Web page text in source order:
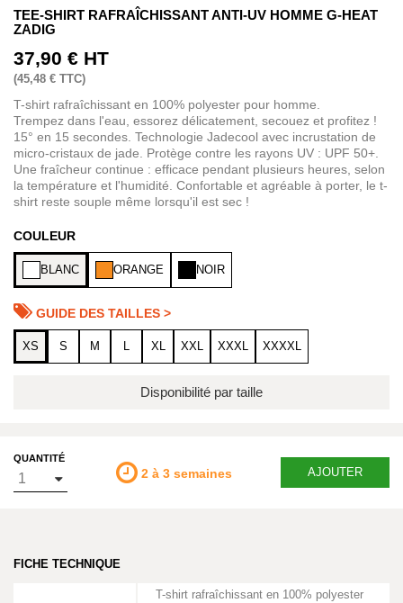
TEE-SHIRT RAFRAÎCHISSANT ANTI-UV HOMME G-HEAT
ZADIG
37,90 € HT
(45,48 € TTC)
T-shirt rafraîchissant en 100% polyester pour homme.
Trempez dans l'eau, essorez délicatement, secouez et profitez !
15° en 15 secondes. Technologie Jadecool avec incrustation de
micro-cristaux de jade. Protège contre les rayons UV : UPF 50+.
Une fraîcheur continue : efficace pendant plusieurs heures, selon
la température et l'humidité. Confortable et agréable à porter, le t-
shirt reste souple même lorsqu'il est sec !
COULEUR
BLANC ORANGE NOIR
GUIDE DES TAILLES >
XS S M L XL XXL XXXL XXXXL
Disponibilité par taille
QUANTITÉ
2 à 3 semaines AJOUTER
FICHE TECHNIQUE
T-shirt rafraîchissant en 100% polyester